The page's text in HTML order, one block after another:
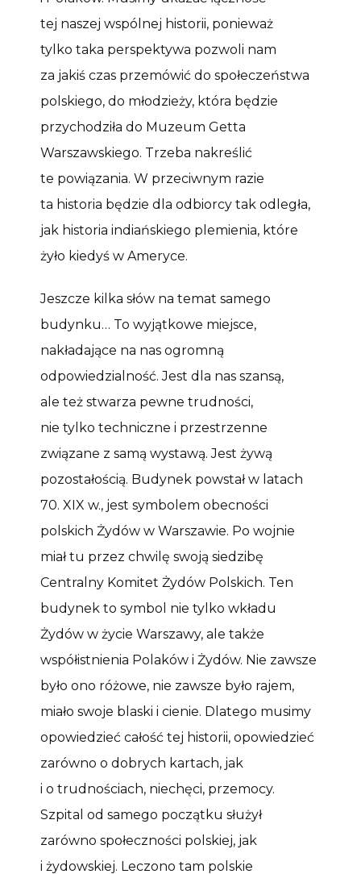
tej naszej wspólnej historii, ponieważ
tylko taka perspektywa pozwoli nam
za jakiś czas przemówić do społeczeństwa
polskiego, do młodzieży, która będzie
przychodziła do Muzeum Getta
Warszawskiego. Trzeba nakreślić
te powiązania. W przeciwnym razie
ta historia będzie dla odbiorcy tak odległa,
jak historia indiańskiego plemienia, które
żyło kiedyś w Ameryce.
Jeszcze kilka słów na temat samego
budynku… To wyjątkowe miejsce,
nakładające na nas ogromną
odpowiedzialność. Jest dla nas szansą,
ale też stwarza pewne trudności,
nie tylko techniczne i przestrzenne
związane z samą wystawą. Jest żywą
pozostałością. Budynek powstał w latach
70. XIX w., jest symbolem obecności
polskich Żydów w Warszawie. Po wojnie
miał tu przez chwilę swoją siedzibę
Centralny Komitet Żydów Polskich. Ten
budynek to symbol nie tylko wkładu
Żydów w życie Warszawy, ale także
współistnienia Polaków i Żydów. Nie zawsze
było ono różowe, nie zawsze było rajem,
miało swoje blaski i cienie. Dlatego musimy
opowiedzieć całość tej historii, opowiedzieć
zarówno o dobrych kartach, jak
i o trudnościach, niechęci, przemocy.
Szpital od samego początku służył
zarówno społeczności polskiej, jak
i żydowskiej. Leczono tam polskie